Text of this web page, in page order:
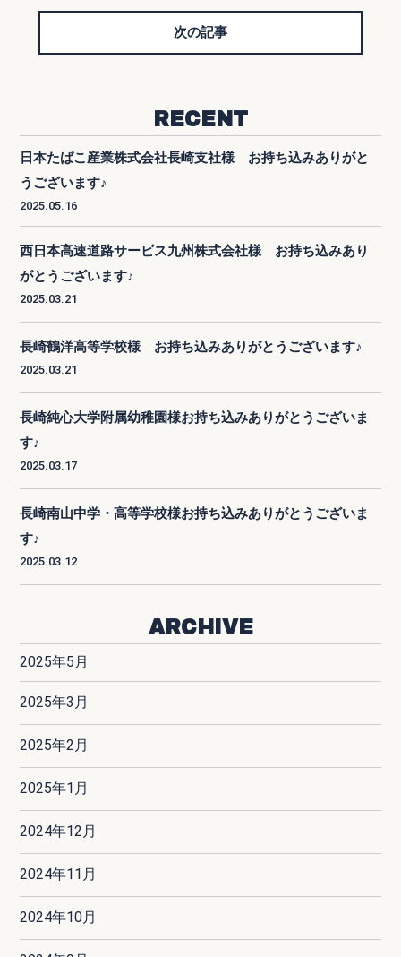
次の記事
RECENT
日本たばこ産業株式会社長崎支社様 お持ち込みありがと
うございます♪
2025.05.16
西日本高速道路サービス九州株式会社様 お持ち込みあり
がとうございます♪
2025.03.21
長崎鶴洋高等学校様 お持ち込みありがとうございます♪
2025.03.21
長崎純心大学附属幼稚園様お持ち込みありがとうございま
す♪
2025.03.17
長崎南山中学・高等学校様お持ち込みありがとうございま
す♪
2025.03.12
ARCHIVE
2025年5月
2025年3月
2025年2月
2025年1月
2024年12月
2024年11月
2024年10月